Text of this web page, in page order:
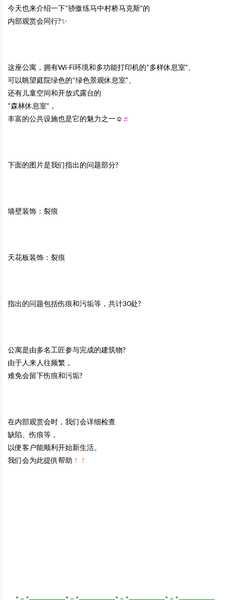
今天也来介绍一下“骄傲练马中村桥马克斯”的
内部观赏会同行?✨
这座公寓，拥有Wi-Fi环境和多功能打印机的“多样休息室”、
可以眺望庭院绿色的“绿色景观休息室”、
还有儿童空间和开放式露台的
“森林休息室”，
丰富的公共设施也是它的魅力之一☺ ♬
下面的图片是我们指出的问题部分?
墙壁装饰：裂痕
天花板装饰：裂痕
指出的问题包括伤痕和污垢等，共计30处?
公寓是由多名工匠参与完成的建筑物?
由于人来人往频繁，
难免会留下伤痕和污垢?
在内部观赏会时，我们会详细检查
缺陷、伤痕等，
以便客户能顺利开始新生活。
我们会为此提供帮助 ！！